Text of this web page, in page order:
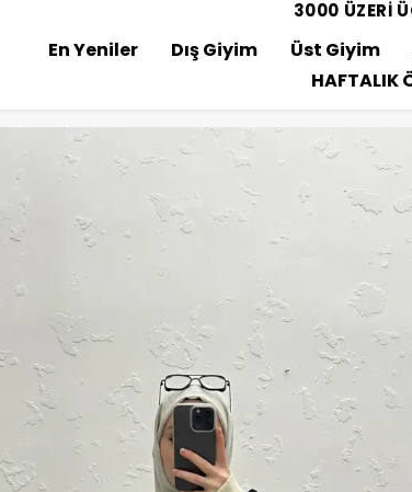
3000 ÜZERİ
En Yeniler Dış Giyim Üst Giyim
HAFTALIK